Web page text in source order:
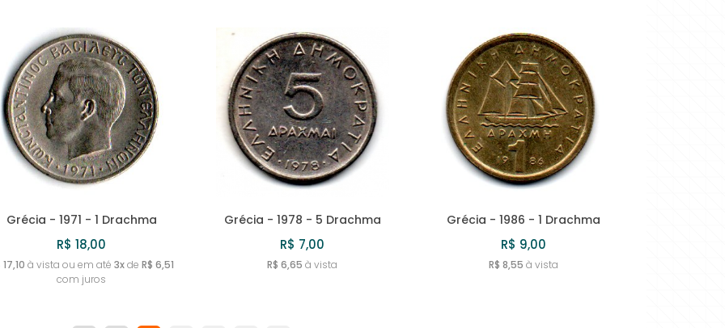
Grécia - 1971 - 1 Drachma
R$ 18,00
17,10 à vista ou em até 3xde R$ 6,51
com juros
Grécia - 1978 - 5 Drachma
R$ 7,00
R$ 6,65 à vista
Grécia - 1986 - 1 Drachma
R$ 9,00
R$ 8,55 à vista